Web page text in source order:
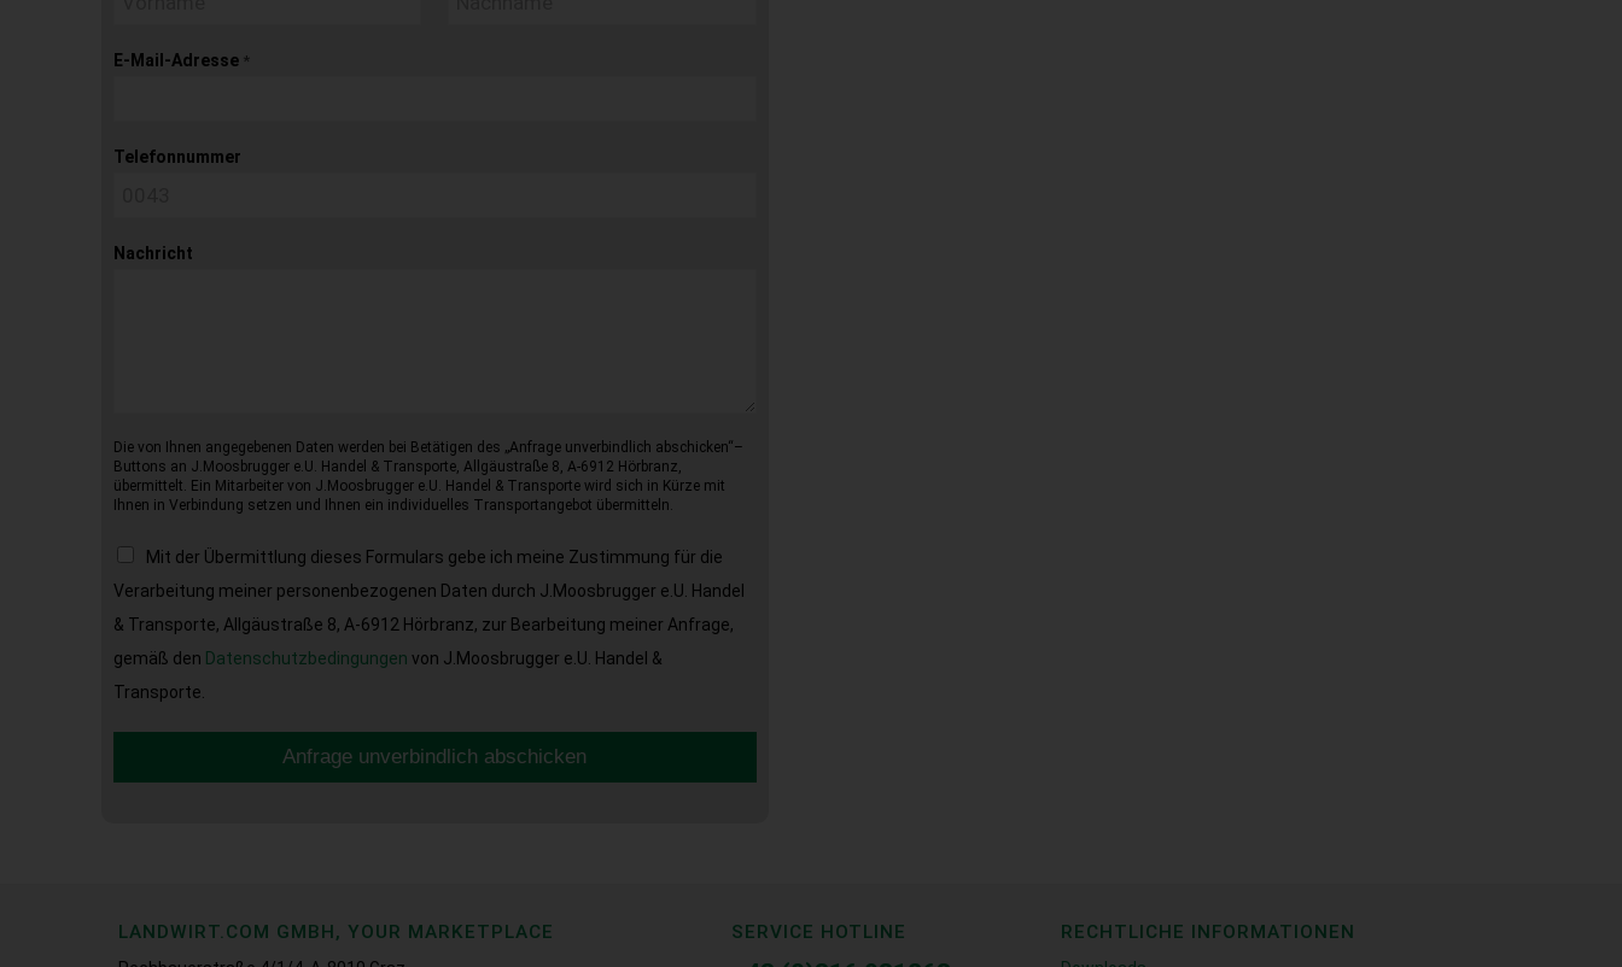
E-Mail-Adresse *
Telefonnummer
Nachricht
Die von Ihnen angegebenen Daten werden bei Betätigen des „Anfrage unverbindlich abschicken“–
Buttons an J.Moosbrugger e.U. Handel & Transporte, Allgäustraße 8, A-6912 Hörbranz,
übermittelt. Ein Mitarbeiter von J.Moosbrugger e.U. Handel & Transporte wird sich in Kürze mit
Ihnen in Verbindung setzen und Ihnen ein individuelles Transportangebot übermitteln.
Mit der Übermittlung dieses Formulars gebe ich meine Zustimmung für die
Verarbeitung meiner personenbezogenen Daten durch J.Moosbrugger e.U. Handel
& Transporte, Allgäustraße 8, A-6912 Hörbranz, zur Bearbeitung meiner Anfrage,
gemäß den Datenschutzbedingungen von J.Moosbrugger e.U. Handel &
Transporte.
Anfrage unverbindlich abschicken
LANDWIRT.COM GMBH, YOUR MARKETPLACE SERVICE HOTLINE RECHTLICHE INFORMATIONEN